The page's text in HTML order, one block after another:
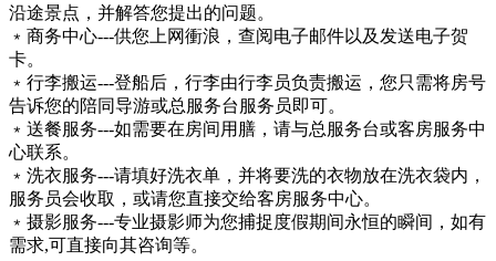
沿途景点，并解答您提出的问题。
﹡商务中心---供您上网衝浪，查阅电子邮件以及发送电子贺
卡。
﹡行李搬运---登船后，行李由行李员负责搬运，您只需将房号
告诉您的陪同导游或总服务台服务员即可。
﹡送餐服务---如需要在房间用膳，请与总服务台或客房服务中
心联系。
﹡洗衣服务---请填好洗衣单，并将要洗的衣物放在洗衣袋内，
服务员会收取，或请您直接交给客房服务中心。
﹡摄影服务---专业摄影师为您捕捉度假期间永恒的瞬间，如有
需求,可直接向其咨询等。